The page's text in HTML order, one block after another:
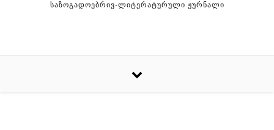
საზოგადოებრივ-ლიტერატურული ჟურნალი